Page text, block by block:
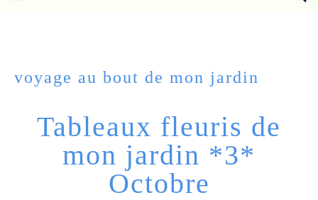
voyage au bout de mon jardin
Tableaux fleuris de
mon jardin *3*
Octobre